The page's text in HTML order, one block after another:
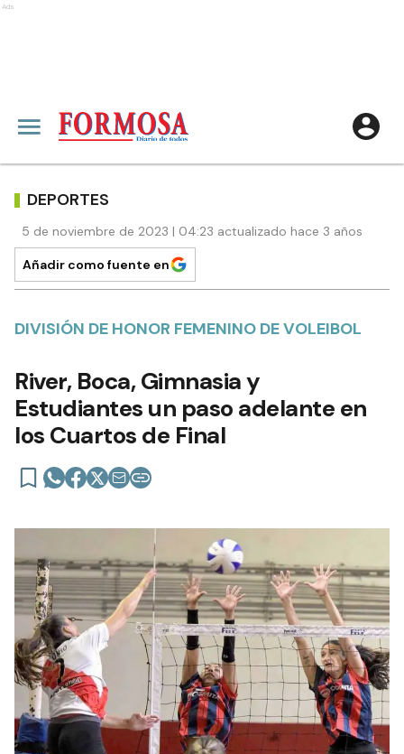
Ads
DEPORTES
5 de noviembre de 2023 | 04:23 actualizado hace 3 años
Añadir como fuente en
DIVISIÓN DE HONOR FEMENINO DE VOLEIBOL
River, Boca, Gimnasia y
Estudiantes un paso adelante en
los Cuartos de Final